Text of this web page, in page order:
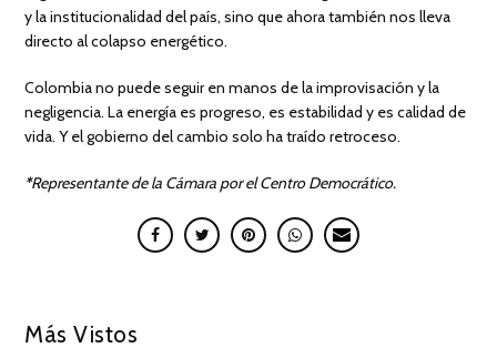
y la institucionalidad del país, sino que ahora también nos lleva
directo al colapso energético.
Colombia no puede seguir en manos de la improvisación y la
negligencia. La energía es progreso, es estabilidad y es calidad de
vida. Y el gobierno del cambio solo ha traído retroceso.
*Representante de la Cámara por el Centro Democrático.
Más Vistos